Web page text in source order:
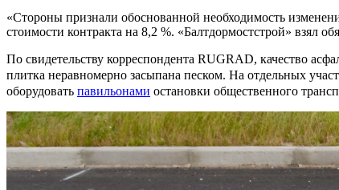
«Стороны признали обоснованной необходимость
стоимости контракта на 8,2 %. «Балтдормостстрой» взял
По свидетельству корреспондента RUGRAD, качество
плитка неравномерно засыпана песком. На отдельных
оборудовать павильонами остановки общественного